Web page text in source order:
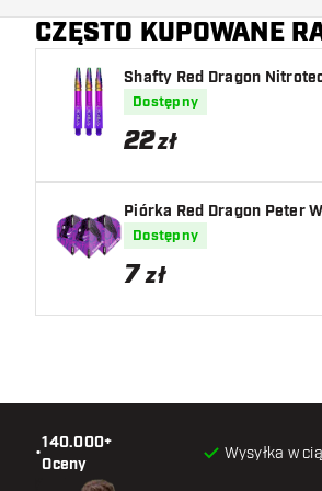
CZĘSTO KUPOWANE
Shafty Red Dragon
Dostępny
22zł
Piórka Red Dragon Peter
Dostępny
7 zł
•
140.000+
Oceny
Wysyłka w